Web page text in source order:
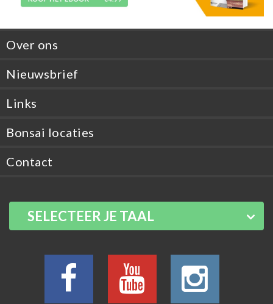
Over ons
Nieuwsbrief
Links
Bonsai locaties
Contact
SELECTEER JE TAAL